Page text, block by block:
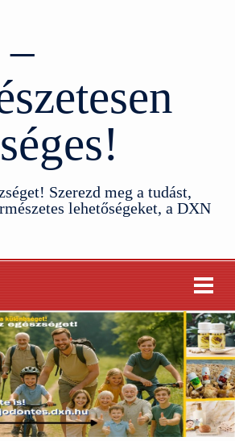
Szerezd meg a tudást,
lehetőségeket, a DXN